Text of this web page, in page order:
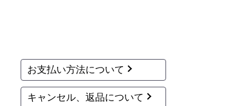
お支払い方法について
キャンセル、返品について